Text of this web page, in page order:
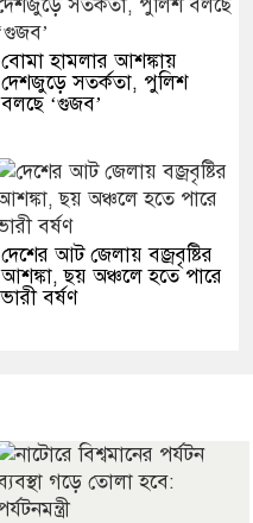
বোমা হামলার আশঙ্কায়
দেশজুড়ে সতর্কতা, পুলিশ
বলছে ‘গুজব’
দেশের আট জেলায় বজ্রবৃষ্টির
আশঙ্কা, ছয় অঞ্চলে হতে পারে
ভারী বর্ষণ